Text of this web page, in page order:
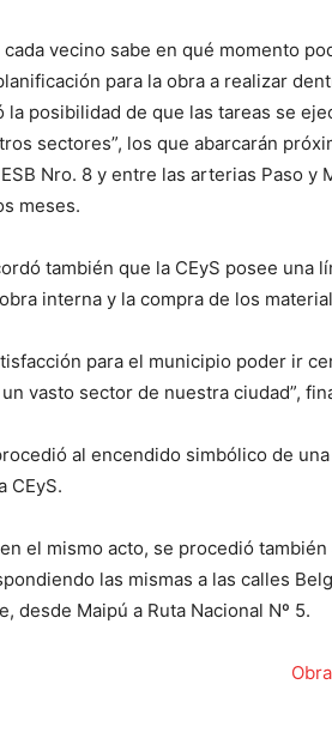
cada vecino sabe en qué momento
para la obra a realizar
la posibilidad de que las tareas se
sectores”, los que abarcarán
Nro. 8 y entre las arterias Paso
meses.
también que la CEyS posee una
interna y la compra de los
para el municipio poder ir
vasto sector de nuestra ciudad”,
al encendido simbólico de
CEyS.
el mismo acto, se procedió
las mismas a las calles
desde Maipú a Ruta Nacional Nº 5.